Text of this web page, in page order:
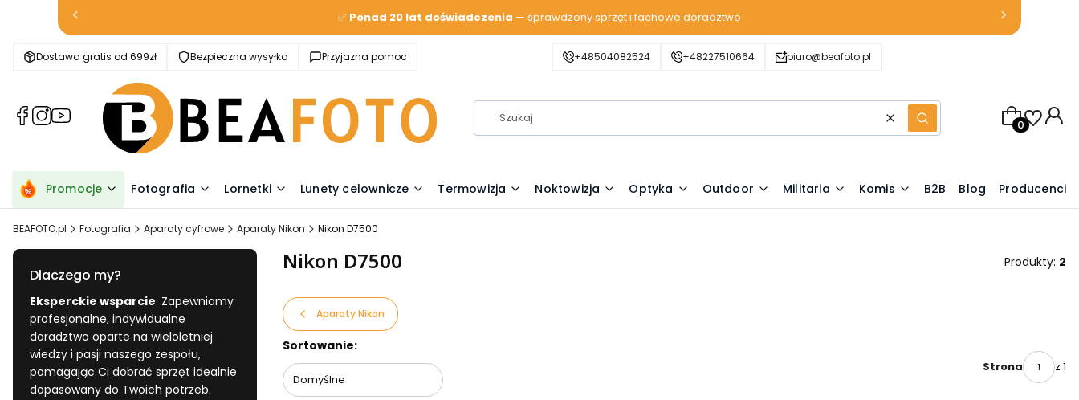
✅ Ponad 20 lat doświadczenia — sprawdzony sprzęt i fachowe doradztwo
Dostawa gratis od 699zł Bezpieczna wysyłka Przyjazna pomoc +48504082524 +48227510664 biuro@beafoto.pl
(Otwiera
karcie)
(Otwiera
karcie)
(Otwiera
karcie)
WyczyśćSzukaj
Produkty w
Promocje Fotografia Lornetki Lunety celownicze Termowizja Noktowizja Optyka Outdoor Militaria Komis B2B Blog Producenci
BEAFOTO.pl Fotografia Aparaty cyfrowe Aparaty Nikon Nikon D7500
Dlaczego my?
Eksperckie wsparcie: Zapewniamy
profesjonalne, indywidualne
doradztwo oparte na wieloletniej
wiedzy i pasji naszego zespołu,
pomagając Ci dobrać sprzęt idealnie
dopasowany do Twoich potrzeb.
Nikon D7500 Produkty: 2
Aparaty Nikon
Lista produktów
Sortowanie:
Domyślne
Strona z 1